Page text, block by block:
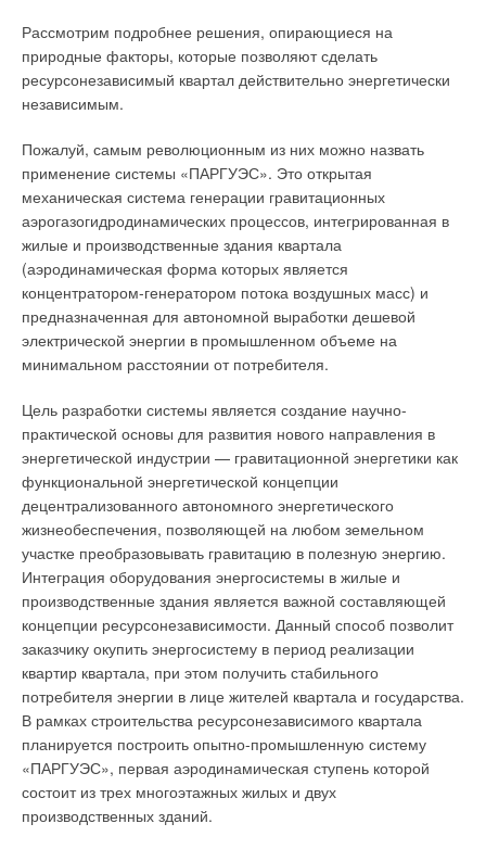
Рассмотрим подробнее решения, опирающиеся на
природные факторы, которые позволяют сделать
ресурсонезависимый квартал действительно энергетически
независимым.
Пожалуй, самым революционным из них можно назвать
применение системы «ПАРГУЭС». Это открытая
механическая система генерации гравитационных
аэрогазогидродинамических процессов, интегрированная в
жилые и производственные здания квартала
(аэродинамическая форма которых является
концентратором-генератором потока воздушных масс) и
предназначенная для автономной выработки дешевой
электрической энергии в промышленном объеме на
минимальном расстоянии от потребителя.
Цель разработки системы является создание научно-
практической основы для развития нового направления в
энергетической индустрии — гравитационной энергетики как
функциональной энергетической концепции
децентрализованного автономного энергетического
жизнеобеспечения, позволяющей на любом земельном
участке преобразовывать гравитацию в полезную энергию.
Интеграция оборудования энергосистемы в жилые и
производственные здания является важной составляющей
концепции ресурсонезависимости. Данный способ позволит
заказчику окупить энергосистему в период реализации
квартир квартала, при этом получить стабильного
потребителя энергии в лице жителей квартала и государства.
В рамках строительства ресурсонезависимого квартала
планируется построить опытно-промышленную систему
«ПАРГУЭС», первая аэродинамическая ступень которой
состоит из трех многоэтажных жилых и двух
производственных зданий.